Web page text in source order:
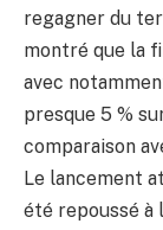
regagner du
montré que la
avec
presque 5 %
comparaison
Le lancement
été repoussé à